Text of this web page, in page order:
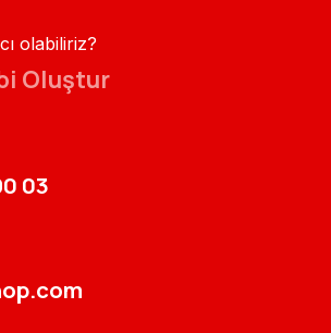
olabiliriz?
Oluştur
03​​